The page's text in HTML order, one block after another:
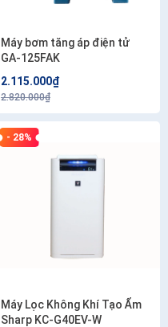
Máy bơm tăng áp điện tử
GA‑125FAK
2.115.000₫
2.820.000₫
- 28%
Máy Lọc Không Khí Tạo Ẩm
Sharp KC-G40EV-W